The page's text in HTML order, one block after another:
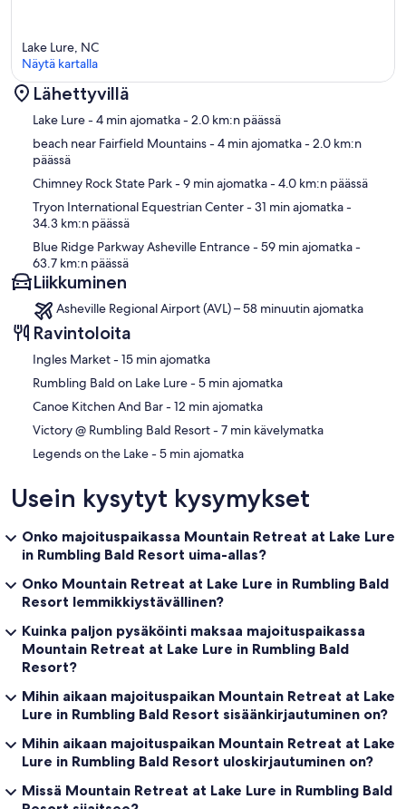
Kartta
Lake Lure, NC
Näytä kartalla
Lähettyvillä
Lake Lure- 4 min ajomatka- 2.0 km:n päässä
beach near Fairfield Mountains- 4 min ajomatka- 2.0 km:n
päässä
Chimney Rock State Park- 9 min ajomatka- 4.0 km:n päässä
Tryon International Equestrian Center- 31 min ajomatka-
34.3 km:n päässä
Blue Ridge Parkway Asheville Entrance- 59 min ajomatka-
63.7 km:n päässä
Liikkuminen
Asheville Regional Airport (AVL) – 58 minuutin ajomatka
Ravintoloita
‪Ingles Market - ‬15 min ajomatka
‪Rumbling Bald on Lake Lure - ‬5 min ajomatka
‪Canoe Kitchen And Bar - ‬12 min ajomatka
‪Victory @ Rumbling Bald Resort - ‬7 min kävelymatka
‪Legends on the Lake - ‬5 min ajomatka
Usein kysytyt kysymykset
Onko majoituspaikassa Mountain Retreat at Lake Lure
in Rumbling Bald Resort uima-allas?
Onko Mountain Retreat at Lake Lure in Rumbling Bald
Resort lemmikkiystävällinen?
Kuinka paljon pysäköinti maksaa majoituspaikassa
Mountain Retreat at Lake Lure in Rumbling Bald
Resort?
Mihin aikaan majoituspaikan Mountain Retreat at Lake
Lure in Rumbling Bald Resort sisäänkirjautuminen on?
Mihin aikaan majoituspaikan Mountain Retreat at Lake
Lure in Rumbling Bald Resort uloskirjautuminen on?
Missä Mountain Retreat at Lake Lure in Rumbling Bald